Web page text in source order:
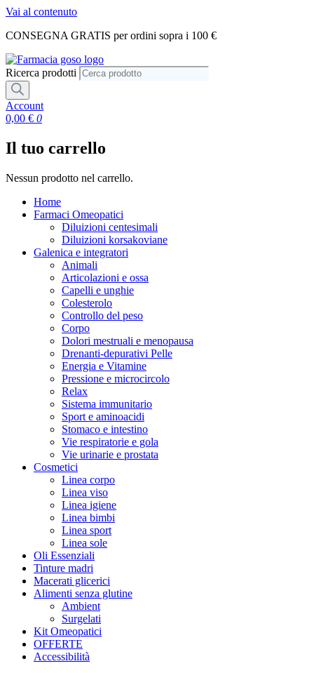
Vai al contenuto
CONSEGNA GRATIS per ordini sopra i 100 €
Ricerca prodotti
Account
0,00 € 0
Il tuo carrello
Nessun prodotto nel carrello.
Home
Farmaci Omeopatici
Diluizioni centesimali
Diluizioni korsakoviane
Galenica e integratori
Animali
Articolazioni e ossa
Capelli e unghie
Colesterolo
Controllo del peso
Corpo
Dolori mestruali e menopausa
Drenanti-depurativi Pelle
Energia e Vitamine
Pressione e microcircolo
Relax
Sistema immunitario
Sport e aminoacidi
Stomaco e intestino
Vie respiratorie e gola
Vie urinarie e prostata
Cosmetici
Linea corpo
Linea viso
Linea igiene
Linea bimbi
Linea sport
Linea sole
Oli Essenziali
Tinture madri
Macerati glicerici
Alimenti senza glutine
Ambient
Surgelati
Kit Omeopatici
OFFERTE
Accessibilità